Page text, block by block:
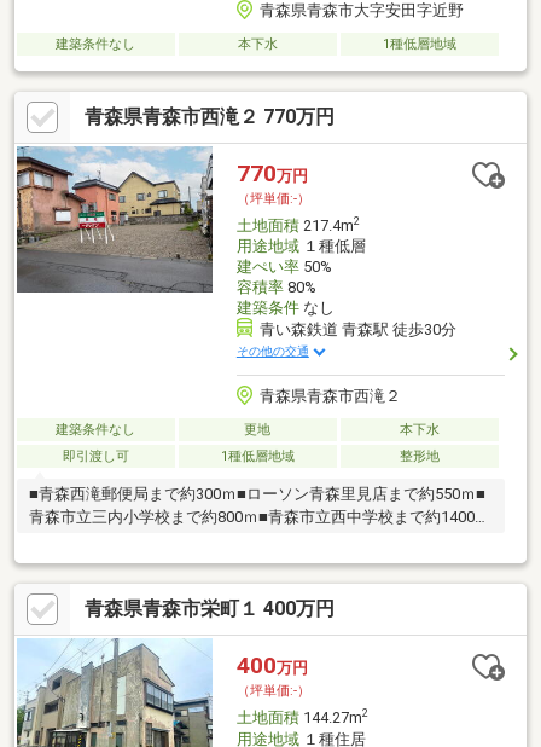
青森県青森市大字安田字近野
建築条件なし 本下水 1種低層地域
青森県青森市西滝２ 770万円
770万円
（坪単価:-）
土地面積217.4m2
用途地域１種低層
建ぺい率50%
容積率80%
建築条件なし
青い森鉄道 青森駅 徒歩30分
その他の交通
青森県青森市西滝２
建築条件なし 更地
本下水
即引渡し可
1種低層地域 整形地
■青森西滝郵便局まで約300ｍ■ローソン青森里見店まで約550ｍ■
青森市立三内小学校まで約800ｍ■青森市立西中学校まで約1400ｍ
青森県青森市栄町１ 400万円
400万円
（坪単価:-）
土地面積144.27m2
用途地域１種住居